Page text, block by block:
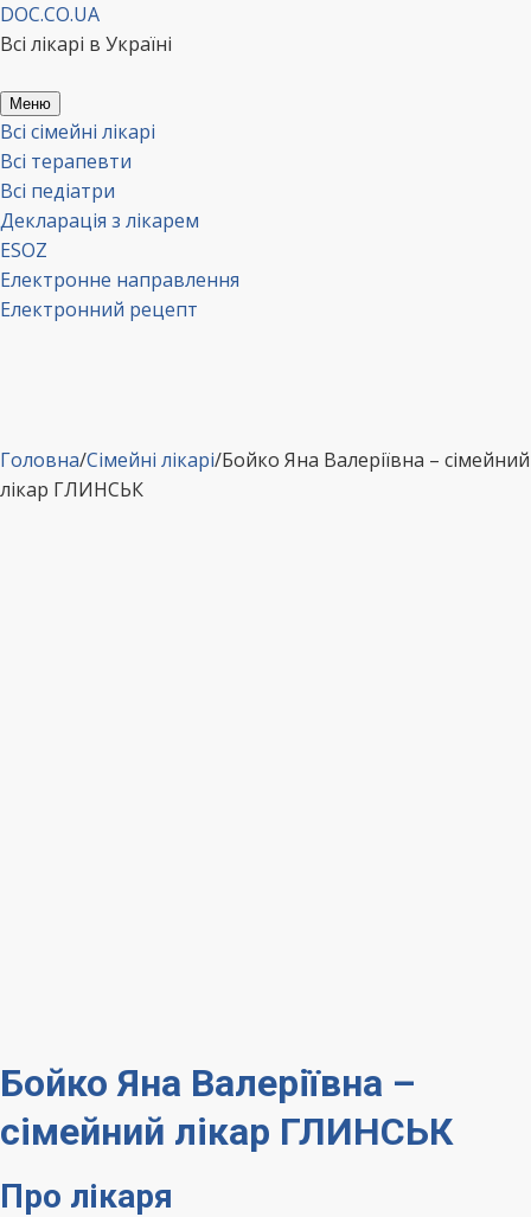
Перейти
до
DOC.CO.UA
Всі лікарі в Україні
Меню
Всі сімейні лікарі
Всі терапевти
Всі педіатри
Декларація з лікарем
ESOZ
Електронне направлення
Електронний рецепт
Головна/Сімейні лікарі/Бойко Яна Валеріївна – сімейний
лікар ГЛИНСЬК
Бойко Яна Валеріївна –
сімейний лікар ГЛИНСЬК
Про лікаря